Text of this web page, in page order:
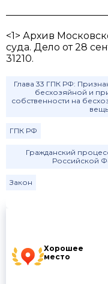
Хорошее
место
<1> Архив
суда. Дело от 28
31210.
Глава 33 ГПК РФ:
бесхозяйной и
собственности на
вещь
ГПК РФ
Гражданский
Российской
Закон